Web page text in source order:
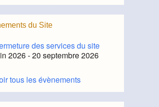
du Site
des services du site
2026 - 20 septembre 2026
tous les évènements